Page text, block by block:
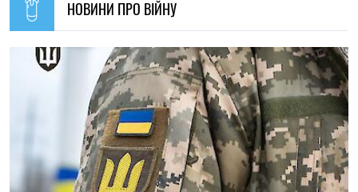
11:59, 07.08.2026
Матеріальна допомога військовим у 2026 році: як
отримати виплату на соціально-побутові потреби
Ірина Де Люсто